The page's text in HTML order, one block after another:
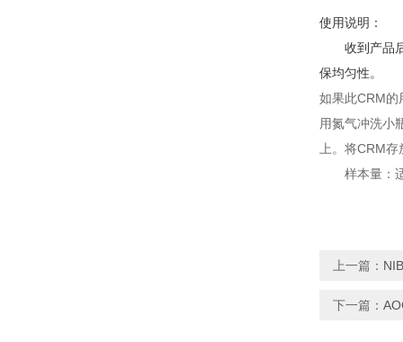
使用说明：
收到产品
保均匀性。
如果此CRM的
用氮气冲洗小
上。将CRM
样本量：
上一篇：
下一篇：